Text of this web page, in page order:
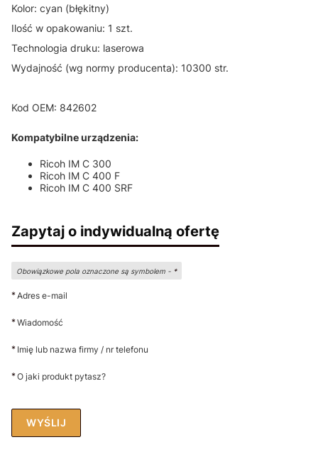
Kolor: cyan (błękitny)
Ilość w opakowaniu: 1 szt.
Technologia druku: laserowa
Wydajność (wg normy producenta): 10300 str.
Kod OEM: 842602
Kompatybilne urządzenia:
Ricoh IM C 300
Ricoh IM C 400 F
Ricoh IM C 400 SRF
Zapytaj o indywidualną ofertę
Obowiązkowe pola oznaczone są symbolem - *
*Adres e-mail
*Wiadomość
* Imię lub nazwa firmy / nr telefonu
*O jaki produkt pytasz?
WYŚLIJ